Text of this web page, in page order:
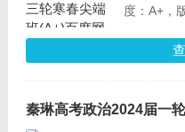
度：A+，
拓展，紧
秦琳高考政治2024届一